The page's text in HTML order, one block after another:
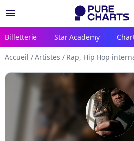
menu
Billetterie Star Academy
Accueil / Artistes / Rap, Hip Hop